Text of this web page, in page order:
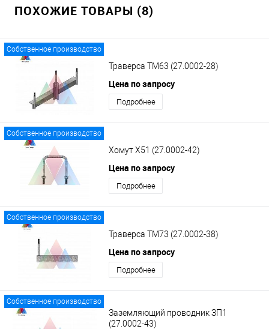
ПОХОЖИЕ ТОВАРЫ (8)
Собственное производство
Траверса ТМ63 (27.0002-28)
Цена по запросу
Подробнее
Собственное производство
Хомут Х51 (27.0002-42)
Цена по запросу
Подробнее
Собственное производство
Траверса ТМ73 (27.0002-38)
Цена по запросу
Подробнее
Собственное производство
Заземляющий проводник ЗП1
(27.0002-43)